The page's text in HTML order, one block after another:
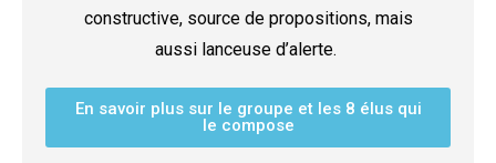
constructive, source de propositions, mais
aussi lanceuse d’alerte.
En savoir plus sur le groupe et les 8 élus qui
le compose